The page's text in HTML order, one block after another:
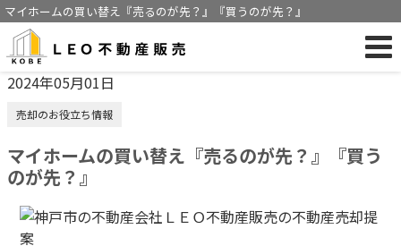
マイホームの買い替え『売るのが先？』『買うのが先？』
2024年05月01日
売却のお役立ち情報
マイホームの買い替え『売るのが先？』『買う
のが先？』